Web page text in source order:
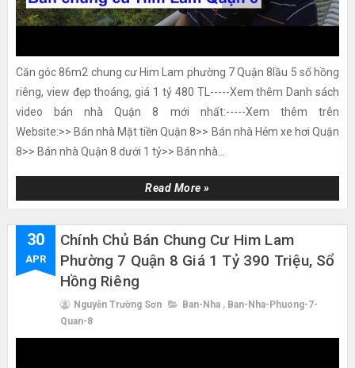
Căn góc 86m2 chung cư Him Lam phường 7 Quận 8lầu 5 sổ hồng
riêng, view đẹp thoáng, giá 1 tỷ 480 TL-----Xem thêm Danh sách
video bán nhà Quận 8 mới nhất:-----Xem thêm trên
Website:>> Bán nhà Mặt tiền Quận 8>> Bán nhà Hẻm xe hơi Quận
8>> Bán nhà Quận 8 dưới 1 tỷ>> Bán nhà...
Read More »
30
APR
Chính Chủ Bán Chung Cư Him Lam
Phường 7 Quận 8 Giá 1 Tỷ 390 Triệu, Sổ
Hồng Riêng
Nguyễn Trường Sơn Ban-Nha , Ban-Nha-Phuong-7-
Quan-8